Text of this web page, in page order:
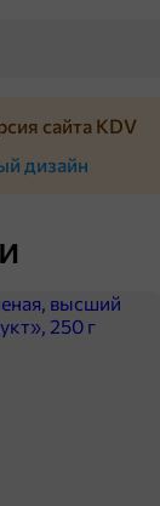
сайта KDV
дизайн